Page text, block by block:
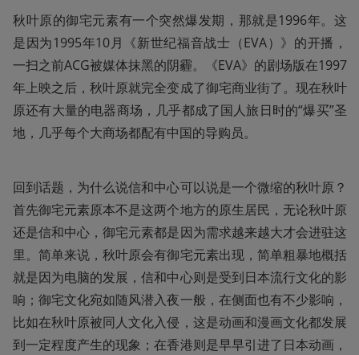
秋叶原的御宅元素有一个突然爆发期，那就是1996年。这
是因为1995年10月《新世纪福音战士（EVA）》的开播，
一扫之前ACG被媒体抹黑的阴霾。《EVA》的剧场版在1997
年上映之后，秋叶原就完全变成了御宅商业街了。现在秋叶
原还有大量的电器商场，几乎都成了国人旅日时的“爆买”圣
地，几乎每个大商场都配有中国的导购员。
回到话题，为什么说信和中心可以说是一个微缩的秋叶原？
首先御宅元素原本不是这两个地方的原生居民，无论秋叶原
还是信和中心，御宅元素都是因为需求越来越大才会进驻这
里。简单来说，秋叶原会有御宅元素出现，简单粗暴地概括
就是因为电脑的发展，信和中心则是受到日本流行文化的影
响；御宅文化宛如随风潜入夜一般，在侧面也有不少影响，
比如在秋叶原被同人文化入侵，这是动画和漫画文化都发展
到一定程度产生的现象；在香港则是早早引进了日本动画，